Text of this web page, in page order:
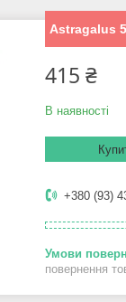
Astragalus
415 ₴
В наявності
+380 (93)
повернення